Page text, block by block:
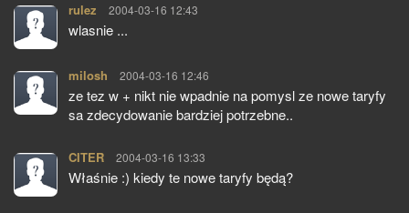
rulez pisze:
2004-03-16 12:43
wlasnie ...
milosh pisze:
2004-03-16 12:46
ze tez w + nikt nie wpadnie na pomysl ze nowe taryfy
sa zdecydowanie bardziej potrzebne..
CITER pisze:
2004-03-16 13:33
Właśnie :) kiedy te nowe taryfy będą?